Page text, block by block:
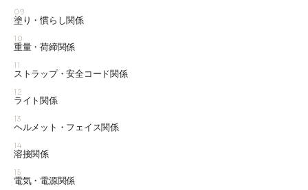
09
塗り・慣らし関係
10
重量・荷締関係
11
ストラップ・安全コード関係
12
ライト関係
13
ヘルメット・フェイス関係
14
溶接関係
15
電気・電源関係